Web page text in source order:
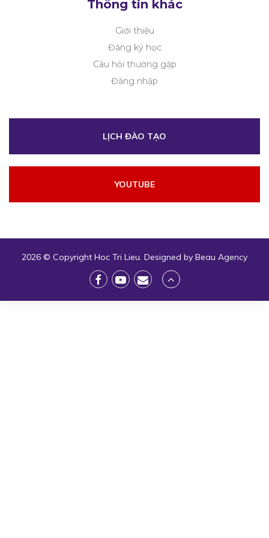
Thông tin khác
Giới thiệu
Đăng ký học
Câu hỏi thường gặp
Đăng nhập
LỊCH ĐÀO TẠO
YOUTUBE
2026 © Copyright Hoc Tri Lieu . Designed by Beau Agency